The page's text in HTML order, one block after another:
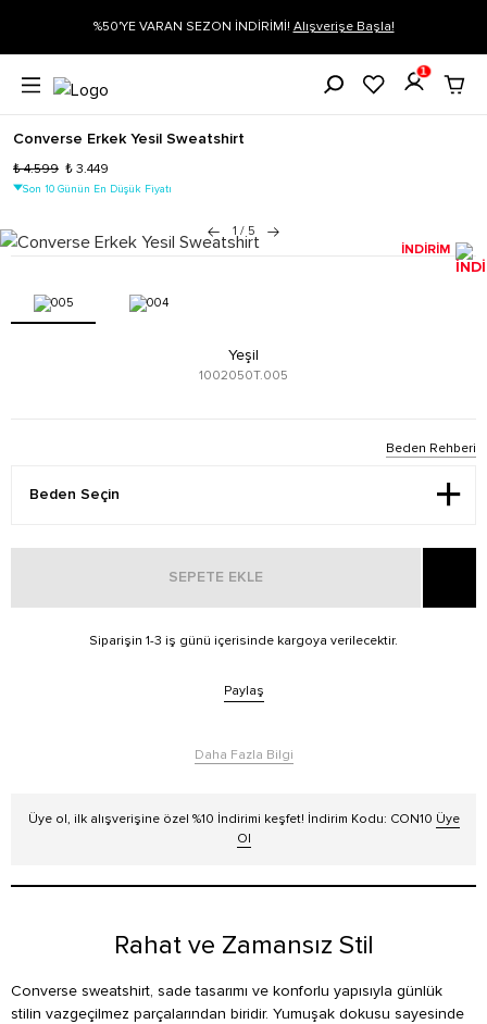
%50'YE VARAN SEZON İNDİRİMİ!Alışverişe Başla!
1
Converse Erkek Yesil Sweatshirt
₺ 4.599 ₺ 3.449
Son 10 Günün En Düşük Fiyatı
1 / 5
İNDİRİM
Yeşil
1002050T.005
Beden Rehberi
SEPETE EKLE
Siparişin 1-3 iş günü içerisinde kargoya verilecektir.
Paylaş
Daha Fazla Bilgi
Üye ol, ilk alışverişine özel %10 İndirimi keşfet! İndirim Kodu: CON10 Üye
Ol
Rahat ve Zamansız Stil
Converse sweatshirt, sade tasarımı ve konforlu yapısıyla günlük
stilin vazgeçilmez parçalarından biridir. Yumuşak dokusu sayesinde